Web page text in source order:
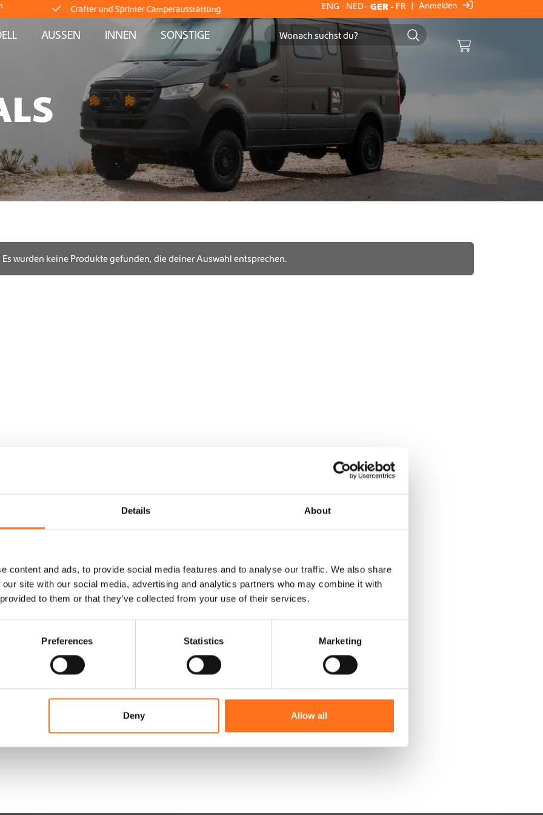
Details About
content and ads, to provide social media features and to analyse our traffic. We also share
site with our social media, advertising and analytics partners who may combine it with
to them or that they’ve collected from your use of their services.
Preferences Statistics Marketing
Deny Allow all
Crafter und Sprinter Camperausstattung
Lieferung direkt ab Lager
Weltweiter Versand
Crafter und Sprinter Camperausstattung
Weltweiter Versand
Lieferung direkt ab Lager
ENG - NED -GER - FR | Anmelden
AUSSEN INNEN
SONSTIGE
Cart
Es wurden keine Produkte gefunden, die deiner Auswahl entsprechen.